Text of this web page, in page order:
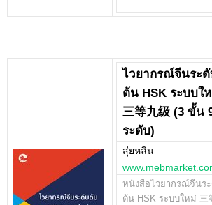
ไวยากรณ์จีนระ
ต้น HSK ระบบใ
三等九级 (3 ขั้น
ระดับ)
สุ่ยหลิน
หนังสือไวยากรณ์จีนร
ต้น HSK ระบบใหม่ 三